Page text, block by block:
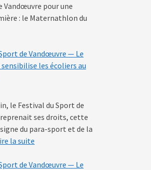
Vandœuvre pour une
: le Maternathlon du
de Vandœuvre — Le
sensibilise les écoliers au
le Festival du Sport de
ses droits, cette
du para-sport et de la
la suite
de Vandœuvre — Le